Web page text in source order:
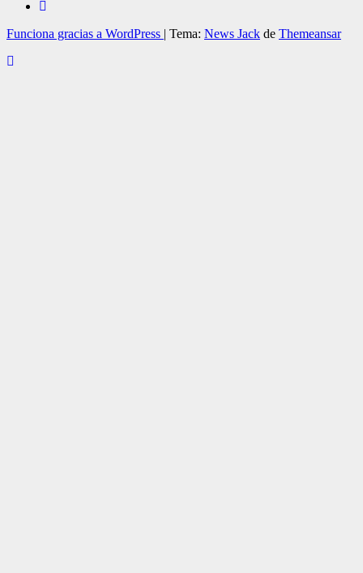
Funciona gracias a WordPress | Tema: News Jack de Themeansar